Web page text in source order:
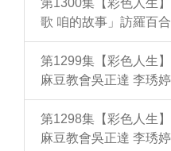
第1300集【彩色人生
歌 咱的故事」訪羅百
第1299集【彩色人生
麻豆教會吳正達 李琇
第1298集【彩色人生
麻豆教會吳正達 李琇